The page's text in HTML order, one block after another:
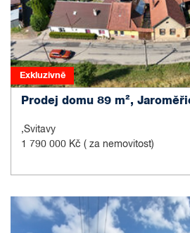
Exkluzivně
Prodej domu 89 m²,
,Svitavy
1 790 000 Kč ( za nemovitost)